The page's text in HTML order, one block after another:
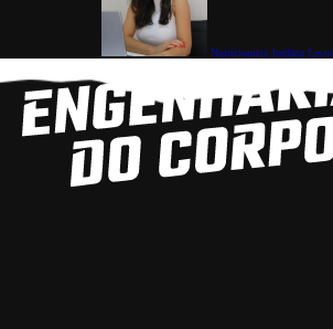
Nutricionista Jordana Lessa